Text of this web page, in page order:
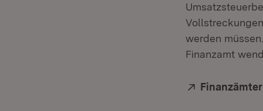
werden
Finanzamt
Extern: